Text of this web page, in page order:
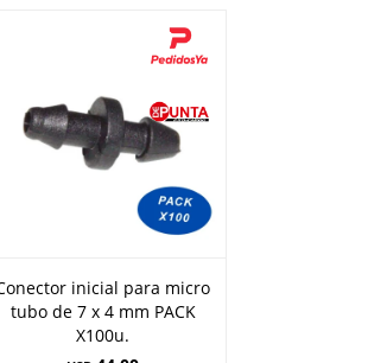
inicial para micro
tubo de 7 x 4 mm PACK
X100u.